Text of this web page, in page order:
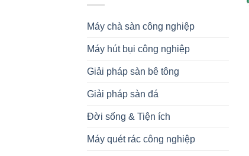
Máy chà sàn công nghiệp
Máy hút bụi công nghiệp
Giải pháp sàn bê tông
Giải pháp sàn đá
Đời sống & Tiện ích
Máy quét rác công nghiệp